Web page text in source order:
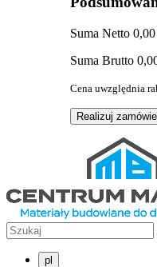
Suma Netto 0,00
Suma Brutto
Cena uwzględnia
Realizuj
pl